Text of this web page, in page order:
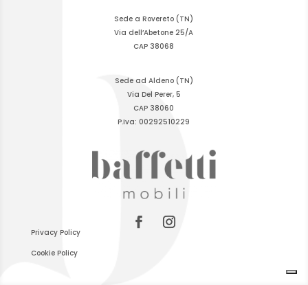
Sede a Rovereto (TN)
Via dell’Abetone 25/A
CAP 38068
Sede ad Aldeno (TN)
Via Del Perer, 5
CAP 38060
P.Iva: 00292510229
Privacy Policy
Cookie Policy